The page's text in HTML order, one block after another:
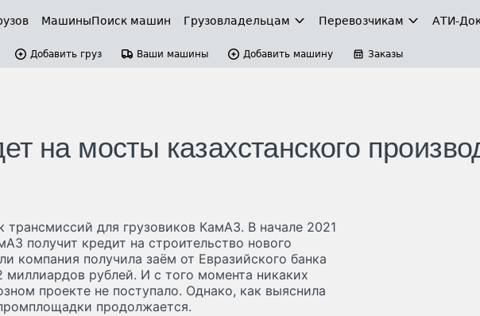
МашиныПоиск машин Грузовладельцам Перевозчикам АТИ-
Добавить груз Ваши машины Добавить машину Заказы
на мосты казахстанского
трансмиссий для грузовиков КамАЗ. В начале 2021
получит кредит на строительство нового
компания получила заём от Евразийского банка
рублей. И с того момента никаких
проекте не поступало. Однако, как выяснила
продолжается.